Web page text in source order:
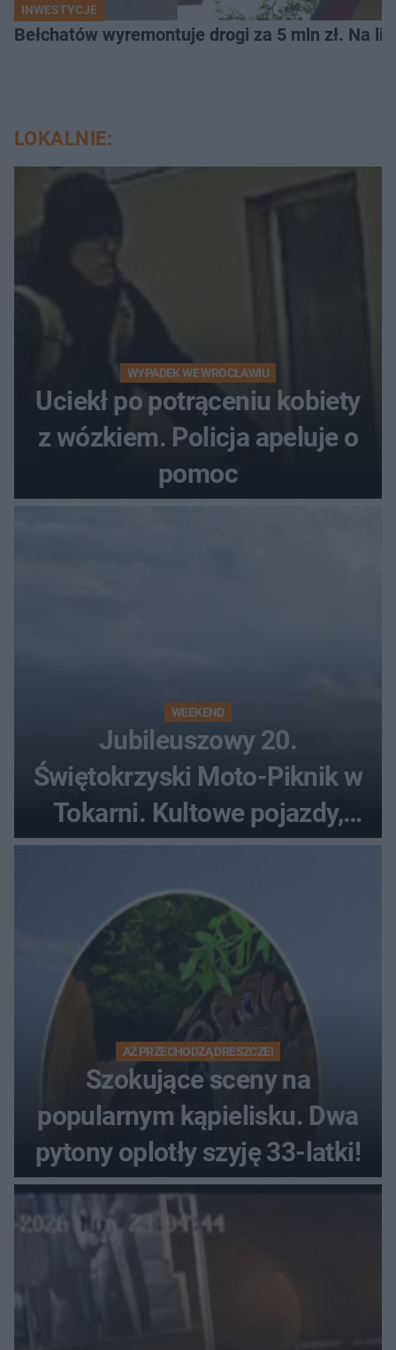
INWESTYCJE
Bełchatów wyremontuje drogi za 5 mln zł. Na
LOKALNIE:
WYPADEK WE WROCŁAWIU
Uciekł po potrąceniu kobiety
z wózkiem. Policja apeluje o
pomoc
WEEKEND
Jubileuszowy 20.
Świętokrzyski Moto-Piknik w
Tokarni. Kultowe pojazdy,
pokazy i muzyczna scena w
Muzeum Wsi Kieleckiej
AŻ PRZECHODZĄ DRESZCZE!
Szokujące sceny na
popularnym kąpielisku. Dwa
pytony oplotły szyję 33-latki!